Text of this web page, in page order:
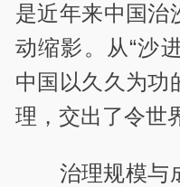
是近年来中国治
动缩影。从“沙
中国以久久为功
理，交出了令世
治理规模与